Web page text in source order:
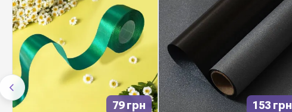
79 грн 153 грн